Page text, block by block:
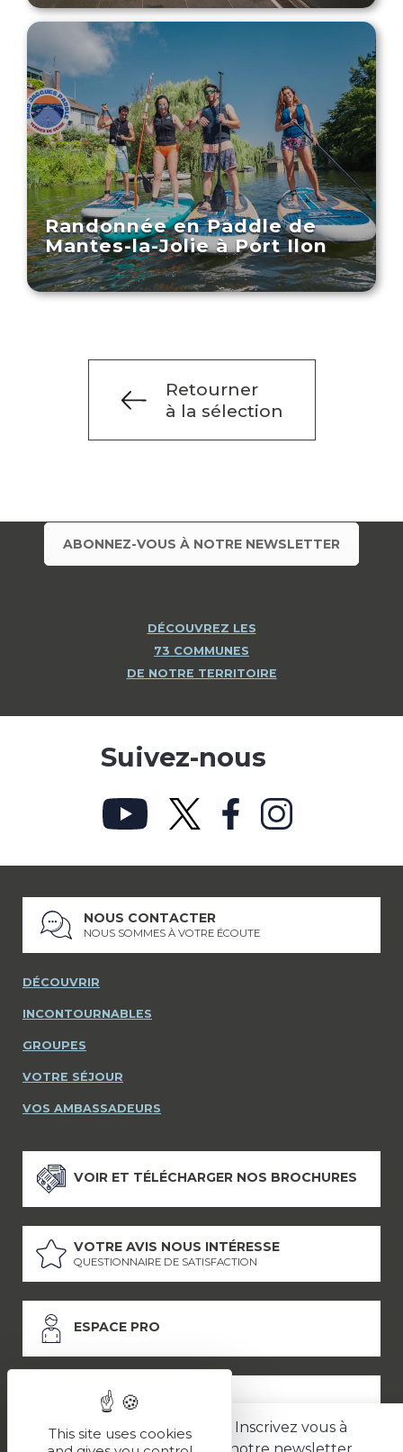
Randonnée en Paddle de
Mantes-la-Jolie à Port Ilon
Retourner
à la sélection
Inscrivez vous à
ABONNEZ-VOUS À NOTRE NEWSLETTER
DÉCOUVREZ LES
73 COMMUNES
DE NOTRE TERRITOIRE
Suivez-nous
NOUS CONTACTER
NOUS SOMMES À VOTRE ÉCOUTE
DÉCOUVRIR
INCONTOURNABLES
GROUPES
VOTRE SÉJOUR
VOS AMBASSADEURS
VOIR ET TÉLÉCHARGER NOS BROCHURES
VOTRE AVIS NOUS INTÉRESSE
QUESTIONNAIRE DE SATISFACTION
ESPACE PRO
ESPACE PRESSE
This site uses cookies